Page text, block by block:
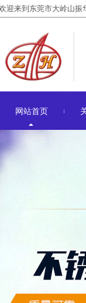
迎来到东莞市大岭山振
网站首页